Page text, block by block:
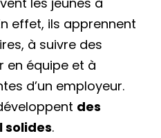
effet, ils apprennent
à suivre des
en équipe et à
d’un employeur.
des
solides.